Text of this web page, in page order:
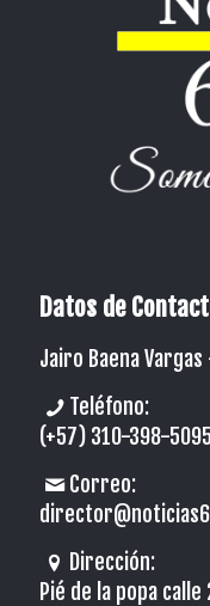
Datos de
Jairo Baena Vargas
Teléfono:
(+57) 310-398-5095
Correo:
Dirección:
Pié de la popa calle